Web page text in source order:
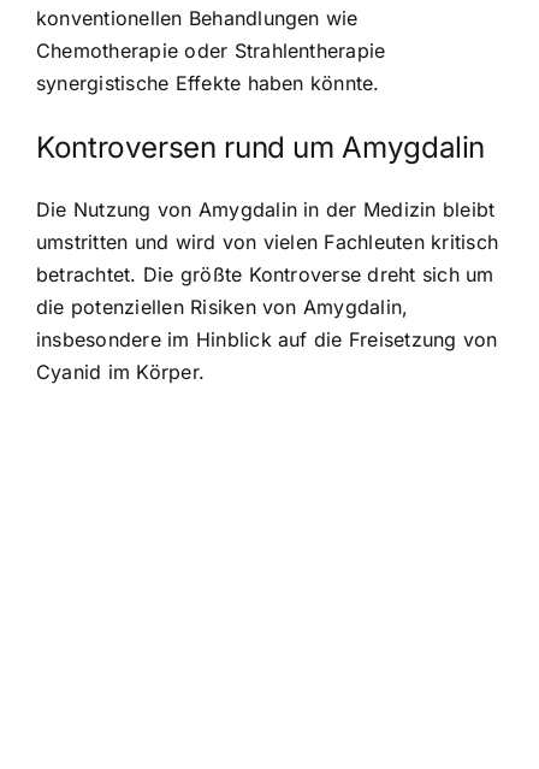
konventionellen Behandlungen wie
Chemotherapie oder Strahlentherapie
synergistische Effekte haben könnte.
Kontroversen rund um Amygdalin
Die Nutzung von Amygdalin in der Medizin bleibt
umstritten und wird von vielen Fachleuten kritisch
betrachtet. Die größte Kontroverse dreht sich um
die potenziellen Risiken von Amygdalin,
insbesondere im Hinblick auf die Freisetzung von
Cyanid im Körper.